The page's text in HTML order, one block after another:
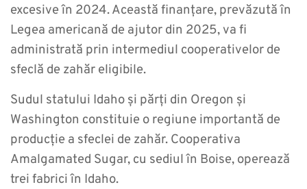
excesive în 2024. Această finanțare, prevăzută în
Legea americană de ajutor din 2025, va fi
administrată prin intermediul cooperativelor de
sfeclă de zahăr eligibile.
Sudul statului Idaho și părți din Oregon și
Washington constituie o regiune importantă de
producție a sfeclei de zahăr. Cooperativa
Amalgamated Sugar, cu sediul în Boise, operează
trei fabrici în Idaho.